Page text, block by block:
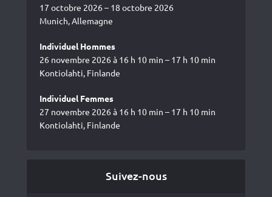
17 octobre 2026 – 18 octobre 2026
Munich, Allemagne
Individuel Hommes
26 novembre 2026 à 16 h 10 min – 17 h 10 min
Kontiolahti, Finlande
Individuel Femmes
27 novembre 2026 à 16 h 10 min – 17 h 10 min
Kontiolahti, Finlande
Suivez-nous